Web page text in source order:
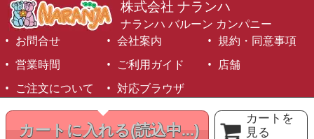
カートに入れる(読込中...)
カートを
見る
株式会社 ナランハ
ナランハ バルーン カンパニー
お問合せ
会社案内
規約・同意事項
営業時間
ご利用ガイド
店舗
ご注文について
対応ブラウザ
©1999-2026 NARANJA Inc. All Rights Reserved.